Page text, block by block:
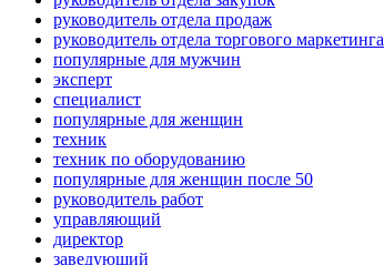
руководитель отдела продаж
руководитель отдела торгового маркетинга
популярные для мужчин
эксперт
специалист
популярные для женщин
техник
техник по оборудованию
популярные для женщин после 50
руководитель работ
управляющий
директор
заведующий